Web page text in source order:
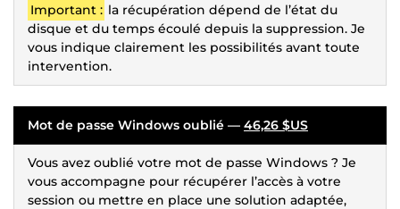
Important : la récupération dépend de l’état du
disque et du temps écoulé depuis la suppression. Je
vous indique clairement les possibilités avant toute
intervention.
Mot de passe Windows oublié — 46,26 $US
Vous avez oublié votre mot de passe Windows ? Je
vous accompagne pour récupérer l’accès à votre
session ou mettre en place une solution adaptée,